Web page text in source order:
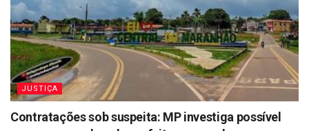
JUSTIÇA
Contratações sob suspeita: MP investiga possível